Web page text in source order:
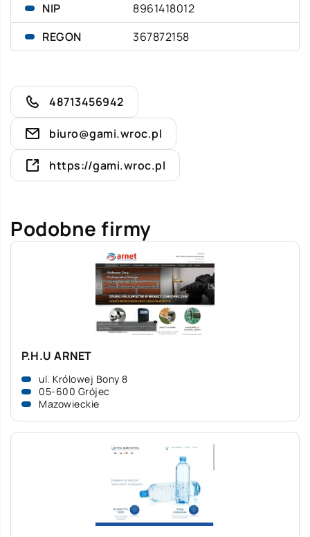
NIP
8961418012
REGON
367872158
48713456942
biuro@gami.wroc.pl
https://gami.wroc.pl
Podobne firmy
P.H.U ARNET
ul. Królowej Bony 8
05-600 Grójec
Mazowieckie